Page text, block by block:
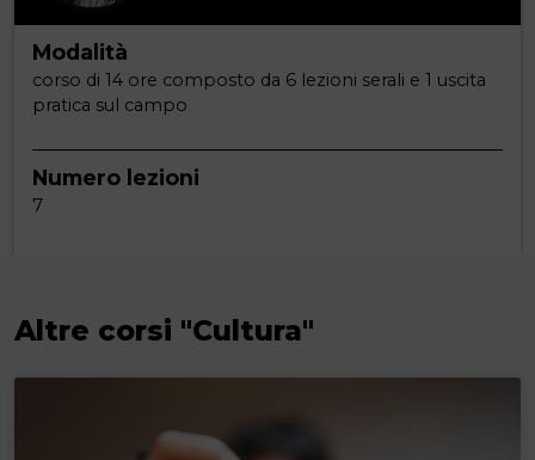
Modalità
corso di 14 ore composto da 6 lezioni serali e 1 uscita
pratica sul campo
Numero lezioni
7
Altre corsi "Cultura"